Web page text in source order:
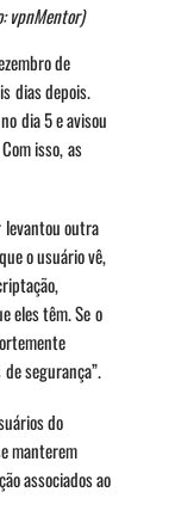
vpnMentor)
de
dias depois.
dia 5 e avisou
isso, as
levantou outra
o usuário vê,
eles têm. Se o
segurança”.
do
manterem
associados ao